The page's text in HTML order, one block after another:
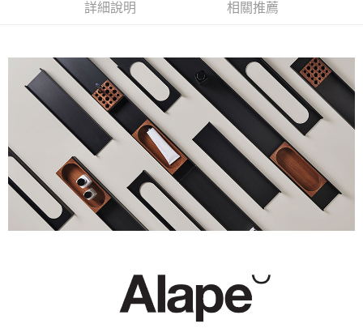
詳細說明 相關推薦